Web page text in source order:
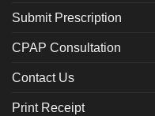
Submit Prescription
CPAP Consultation
Contact Us
Print Receipt